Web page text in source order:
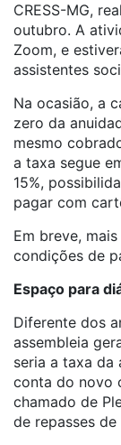
CRESS-MG,
outubro. A
Zoom, e
assistentes
Na ocasião, a
zero da
mesmo
a taxa segue
15%,
pagar com
Em breve,
condições de
Espaço para
Diferente dos
assembleia
seria a taxa da
conta do novo
chamado de
de repasses